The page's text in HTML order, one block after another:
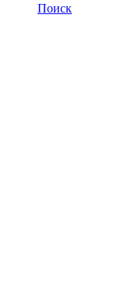
Поиск